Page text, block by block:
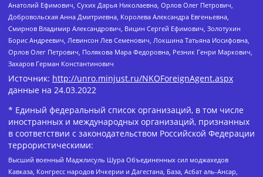
Анатолий Ефимович, Сухих Дарья Николаевна, Орлов Олег Петрович,
Добровольская Анна Дмитриевна, Королева Александра Евгеньевна,
Смирнов Владимир Александрович, Вицин Сергей Ефимович, Золотухин
Борис Андреевич, Левинсон Лев Семенович, Локшина Татьяна Иосифовна,
Орлов Олег Петрович, Полякова Мара Федоровна, Резник Генри Маркович,
Захаров Герман Константинович
Источник: http://unro.minjust.ru/NKOForeignAgent.aspx
данные на 24.03.2022
* Единый федеральный список организаций, в том числе
иностранных и международных организаций, признанных
в соответствии с законодательством Российской Федерации
террористическими:
Высший военный Маджлисуль Шура Объединенных сил моджахедов
Кавказа, Конгресс народов Ичкерии и Дагестана, База, Асбат аль-Ансар,